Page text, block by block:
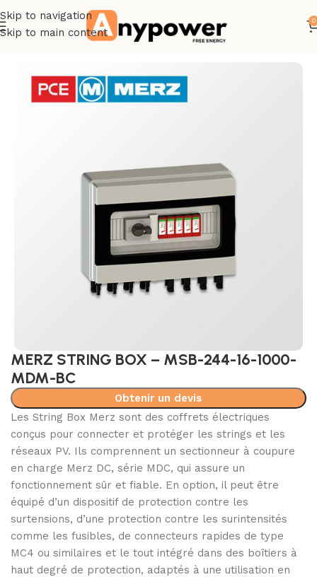
Skip to navigation
Skip to main content
0
Protections DC/AC
MERZ STRING BOX – MSB-244-16-1000-
MDM-BC
Obtenir un devis
Les String Box Merz sont des coffrets électriques
conçus pour connecter et protéger les strings et les
réseaux PV. Ils comprennent un sectionneur à coupure
en charge Merz DC, série MDC, qui assure un
fonctionnement sûr et fiable. En option, il peut être
équipé d’un dispositif de protection contre les
surtensions, d’une protection contre les surintensités
comme les fusibles, de connecteurs rapides de type
MC4 ou similaires et le tout intégré dans des boîtiers à
haut degré de protection, adaptés à une utilisation en